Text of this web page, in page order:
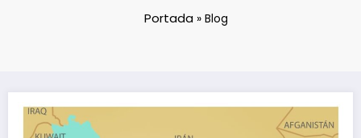
Portada» Blog